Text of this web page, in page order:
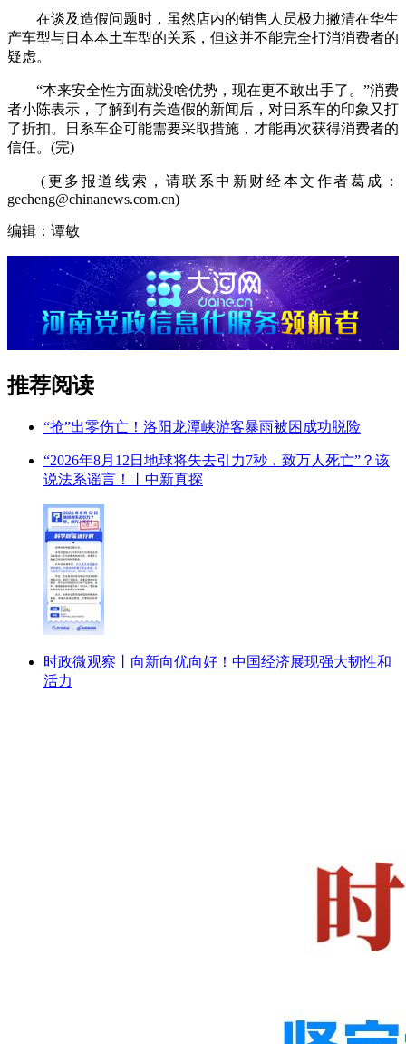
在谈及造假问题时，虽然店内的销售人员极力撇清在华生
产车型与日本本土车型的关系，但这并不能完全打消消费者的
疑虑。
“本来安全性方面就没啥优势，现在更不敢出手了。”消费
者小陈表示，了解到有关造假的新闻后，对日系车的印象又打
了折扣。日系车企可能需要采取措施，才能再次获得消费者的
信任。(完)
(更多报道线索，请联系中新财经本文作者葛成：
gecheng@chinanews.com.cn)
编辑：谭敏
推荐阅读
“抢”出零伤亡！洛阳龙潭峡游客暴雨被困成功脱险
“2026年8月12日地球将失去引力7秒，致万人死亡”？该
说法系谣言！丨中新真探
时政微观察丨向新向优向好！中国经济展现强大韧性和
活力